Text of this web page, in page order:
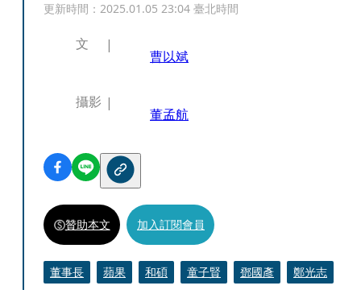
更新時間： 2025.01.05 23:04 臺北時間
文
曹以斌
攝影
董孟航
贊助本文 加入訂閱會員
董事長 蘋果 和碩 童子賢 鄧國彥 鄭光志